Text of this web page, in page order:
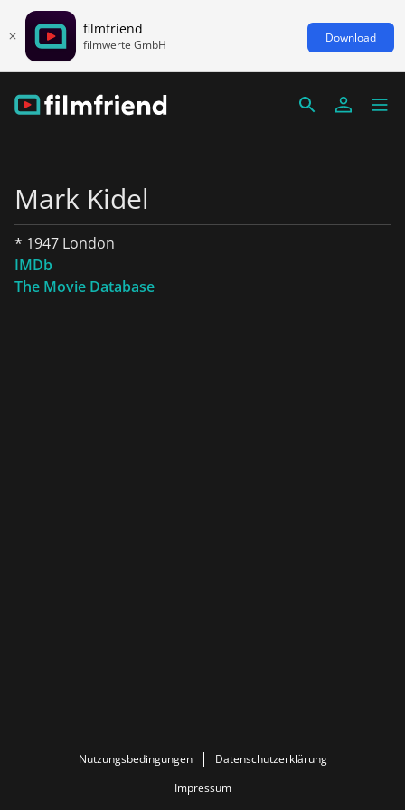
filmfriend
filmwerte GmbH Download
Mark Kidel
* 1947 London
IMDb
The Movie Database
Nutzungsbedingungen
Datenschutzerklärung
Impressum